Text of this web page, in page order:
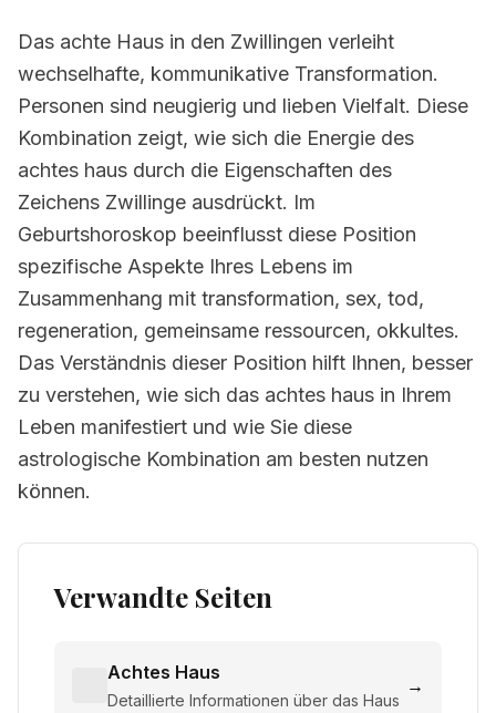
Das achte Haus in den Zwillingen verleiht
wechselhafte, kommunikative Transformation.
Personen sind neugierig und lieben Vielfalt. Diese
Kombination zeigt, wie sich die Energie des
achtes haus durch die Eigenschaften des
Zeichens Zwillinge ausdrückt. Im
Geburtshoroskop beeinflusst diese Position
spezifische Aspekte Ihres Lebens im
Zusammenhang mit transformation, sex, tod,
regeneration, gemeinsame ressourcen, okkultes.
Das Verständnis dieser Position hilft Ihnen, besser
zu verstehen, wie sich das achtes haus in Ihrem
Leben manifestiert und wie Sie diese
astrologische Kombination am besten nutzen
können.
Verwandte Seiten
Achtes Haus
Detaillierte Informationen über das Haus
→